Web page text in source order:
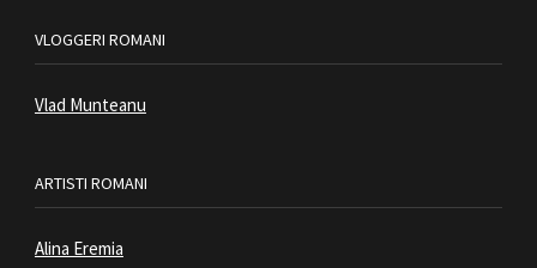
VLOGGERI ROMANI
Vlad Munteanu
ARTISTI ROMANI
Alina Eremia